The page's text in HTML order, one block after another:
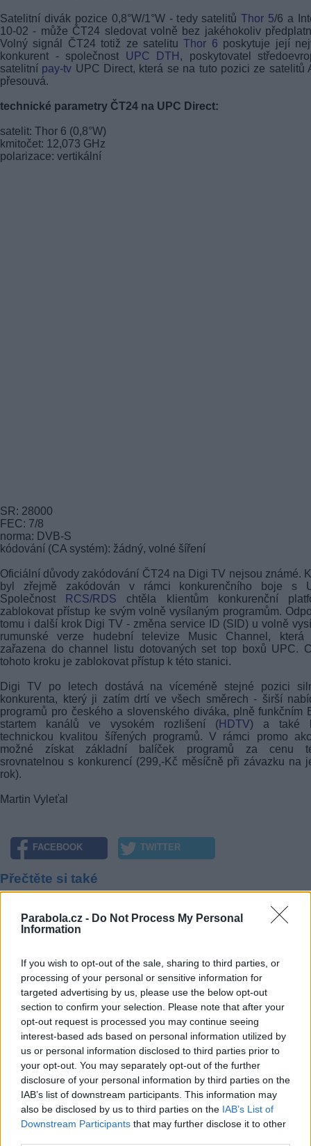
Parabola.cz - Do Not Process My Personal
Information
If you wish to opt-out of the sale, sharing to third parties, or
processing of your personal or sensitive information for
targeted advertising by us, please use the below opt-out
section to confirm your selection. Please note that after your
opt-out request is processed you may continue seeing
interest-based ads based on personal information utilized by
us or personal information disclosed to third parties prior to
your opt-out. You may separately opt-out of the further
disclosure of your personal information by third parties on the
IAB’s list of downstream participants. This information may
also be disclosed by us to third parties on the IAB’s List of
Downstream Participants that may further disclose it to other
Satelitní divák pozice 0,8°W/1°W - tedy satelitůThor 5/6 a
10-02 - může ČT24 sledovat volně bez jakéhokoliv
Volný signál ČT24 totiž ze satelituThor 6 poskytuje její
konkurent - společnost UPC DTH , poskytovatel
satelitní pay-tv UPC Direct, která se na tuto pozici ze satelitů
přesouvá.
technické parametry ČT24 na UPC Direct:
satelit: Thor 6 (0,8°W)
kmitočet: 12,073 GHz
polarizace: vertikální
SR: 28000
FEC: 7/8
norma: DVB-S
kódování (CA systém): žádný, volné šíření
Oficiální důvody zakódování ČT24 na Digi TV nejsou známé.
byl zřejmě zakódován v rámci konkurenčního boje s
Společnost
RCS/RDS chtěla klientům konkurenční
zablokovat přístup ke svým volně vysílaným programům.
tomu i další krok Digi TV - změna service ID (SID) u volně
rumunské verze hudební televize Music Channel, která
zařazena do channel listu dotovaných set top boxů UPC.
tohoto kroku je zablokovat přístup k této stanici.
Digi TV po letech dostává na víceméně stejné pozici
konkurenta, který ji zatím drtí ve všech směrech - širší
programů pro českého a slovenského diváka, plně funkčním
startem kanálů ve vysokém rozlišení (HDTV) a také
technickou kvalitou šířených programů. V rámci promo
možné získat základní balíček programů za cenu
srovnatelnou s konkurencí (299,-Kč měsíčně při závazku na
rok).
Martin Vyleťal
FACEBOOK TWITTER
Přečtěte si také
Digi TV: Vypínání Nagravision 2 se dotklo prvního programu v češtině
Digi TV potvrdila výměnu karet i v Česku
bebe TV míří do platformy Digi TV
Reklama
Pracovní nabídky
07.08.2026 -Bosch Powertrain s.r.o. Jihlava • linkový střídač • mzda
48.400 Kč • příspěvek na ubytování (Jihlava, okres Jihlava)
Bosch Powertrain s.r.o. Jihlava • obsluha CNC strojů •
48.400 Kč • náborový bonus 50.000 Kč • příspěvek na ubytování
okres Jihlava)
07.08.2026 -Specialista pro elektronická zařízení údržby (m/ž) (tř.
Klementa 869, Mladá Boleslav II)
Bosch Powertrain s.r.o. Jihlava • CNC operátor• mzda
Kč • náborový bonus 50.000 Kč • příspěvek na ubytování (Jihlava,
Jihlava)